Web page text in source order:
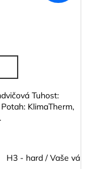
Tuhost:
KlimaTherm,
H3 - hard / Vaše váha